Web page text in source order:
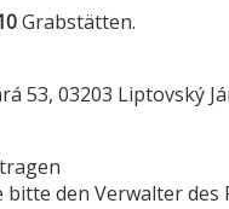
Grabstätten.
53, 03203 Liptovský
den Verwalter des